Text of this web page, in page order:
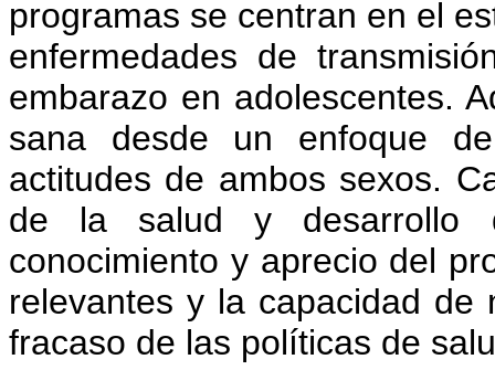
programas se centran en el
enfermedades de
embarazo en adolescentes.
sana desde un enfoque
actitudes de ambos sexos.
de la salud y desarrollo
conocimiento y aprecio del
relevantes y la capacidad de
fracaso de las políticas de